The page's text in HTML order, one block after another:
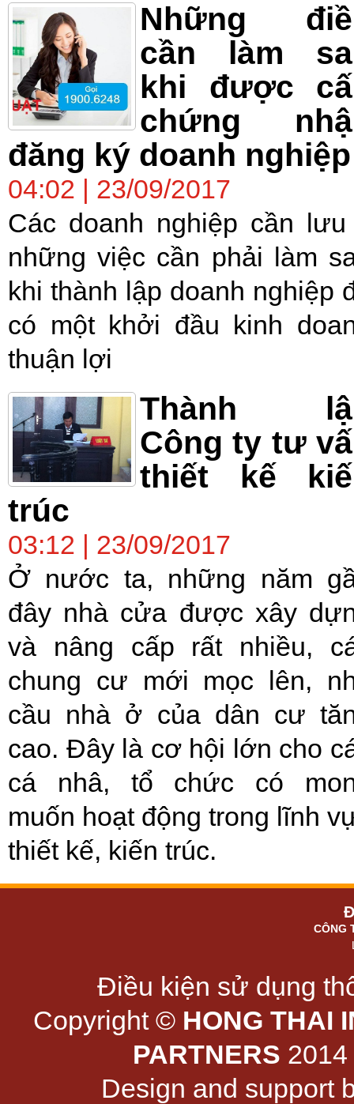
Những
cần làm
khi được
chứng
đăng ký doanh nghiệp
04:02 | 23/09/2017
Các doanh nghiệp cần
những việc cần phải làm
khi thành lập doanh nghiệp
có một khởi đầu kinh
thuận lợi
Thành
Công ty tư
thiết kế
trúc
03:12 | 23/09/2017
Ở nước ta, những năm
đây nhà cửa được xây
và nâng cấp rất nhiều,
chung cư mới mọc lên,
cầu nhà ở của dân cư
cao. Đây là cơ hội lớn cho
cá nhâ, tổ chức có
muốn hoạt động trong lĩnh
thiết kế, kiến trúc.
CÔNG
Điều kiện sử dụng
Copyright © HONG THAI
PARTNERS
Design and support